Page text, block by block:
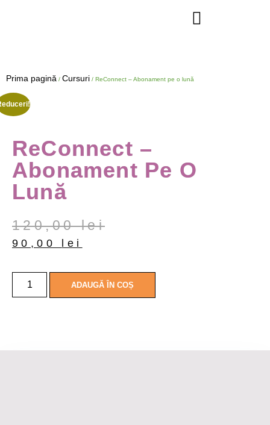
Prima pagină / Cursuri / ReConnect – Abonament pe o lună
ReConnect –
Abonament Pe O
Lună
120,00lei
90,00 lei
ADAUGĂ ÎN COȘ